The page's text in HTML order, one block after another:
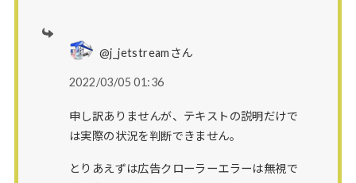
@j_jetstreamさん
2022/03/05 01:36
申し訳ありませんが、テキストの説明だけで
は実際の状況を判断できません。
とりあえずは広告クローラーエラーは無視で